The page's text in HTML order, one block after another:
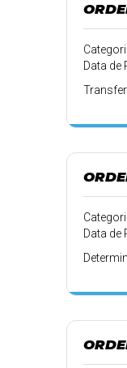
Data de
Data de